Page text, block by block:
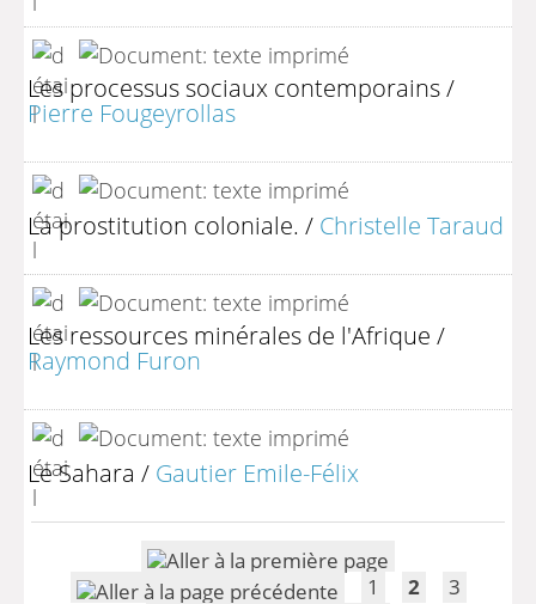
Les processus sociaux contemporains/
Pierre Fougeyrollas
La prostitution coloniale. / Christelle Taraud
Les ressources minérales de l'Afrique /
Raymond Furon
Le Sahara / Gautier Emile-Félix
1 2 3